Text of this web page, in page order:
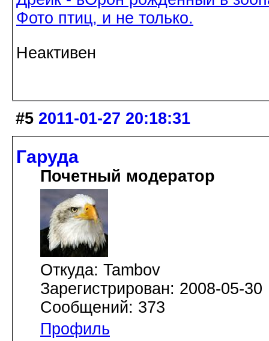
Фото птиц, и не только.
Неактивен
#5 2011-01-27 20:18:31
Гаруда
Почетный модератор
Откуда: Tambov
Зарегистрирован: 2008-05-30
Сообщений: 373
Профиль